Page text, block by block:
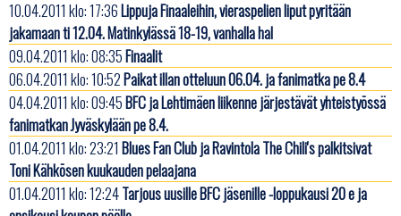
10.04.2011 klo: 17:36Lippuja Finaaleihin, vieraspelien liput pyritään
jakamaan ti 12.04. Matinkylässä 18-19, vanhalla hal
09.04.2011 klo: 08:35Finaalit
06.04.2011 klo: 10:52Paikat illan otteluun 06.04. ja fanimatka pe 8.4
04.04.2011 klo: 09:45BFC ja Lehtimäen liikenne järjestävät yhteistyössä
fanimatkan Jyväskylään pe 8.4.
01.04.2011 klo: 23:21 Blues Fan Club ja Ravintola The Chili's palkitsivat
Toni Kähkösen kuukauden pelaajana
01.04.2011 klo: 12:24Tarjous uusille BFC jäsenille -loppukausi 20 e ja